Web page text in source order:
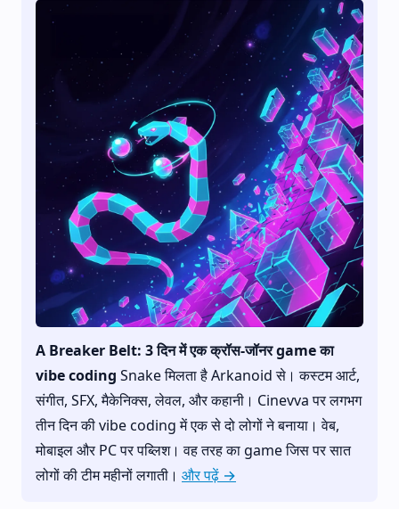
A Breaker Belt: 3 दिन में एक क्रॉस-जॉनर game का
vibe coding Snake मिलता है Arkanoid से। कस्टम आर्ट,
संगीत, SFX, मैकेनिक्स, लेवल, और कहानी। Cinevva पर लगभग
तीन दिन की vibe coding में एक से दो लोगों ने बनाया। वेब,
मोबाइल और PC पर पब्लिश। वह तरह का game जिस पर सात
लोगों की टीम महीनों लगाती। और पढ़ें →